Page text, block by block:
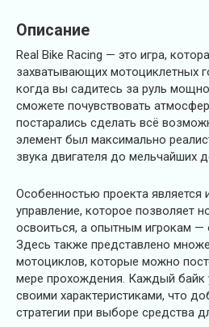
Описание
Real Bike Racing — это игра,
захватывающих мотоциклетных
когда вы садитесь за руль
сможете почувствовать
постарались сделать всё
элемент был максимально
звука двигателя до мельчайших
Особенностью проекта является
управление, которое позволяет
освоиться, а опытным игрокам —
Здесь также представлено
мотоциклов, которые можно
мере прохождения. Каждый байк
своими характеристиками, что
стратегии при выборе средства